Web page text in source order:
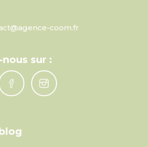
coom.fr
nous sur :